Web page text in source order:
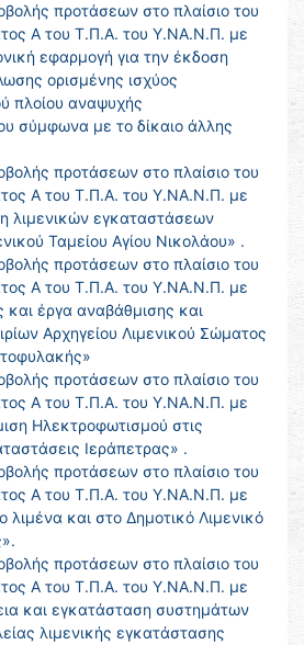
προτάσεων στο πλαίσιο του
Α του Τ.Π.Α. του Υ.ΝΑ.Ν.Π. με
εφαρμογή για την έκδοση
ορισμένης ισχύος
πλοίου αναψυχής
σύμφωνα με το δίκαιο άλλης
προτάσεων στο πλαίσιο του
Α του Τ.Π.Α. του Υ.ΝΑ.Ν.Π. με
λιμενικών εγκαταστάσεων
Ταμείου Αγίου Νικολάου» .
προτάσεων στο πλαίσιο του
Α του Τ.Π.Α. του Υ.ΝΑ.Ν.Π. με
και έργα αναβάθμισης και
Αρχηγείου Λιμενικού Σώματος
προτάσεων στο πλαίσιο του
Α του Τ.Π.Α. του Υ.ΝΑ.Ν.Π. με
Ηλεκτροφωτισμού στις
Ιεράπετρας» .
προτάσεων στο πλαίσιο του
Α του Τ.Π.Α. του Υ.ΝΑ.Ν.Π. με
λιμένα και στο Δημοτικό Λιμενικό
προτάσεων στο πλαίσιο του
Α του Τ.Π.Α. του Υ.ΝΑ.Ν.Π. με
και εγκατάσταση συστημάτων
λιμενικής εγκατάστασης